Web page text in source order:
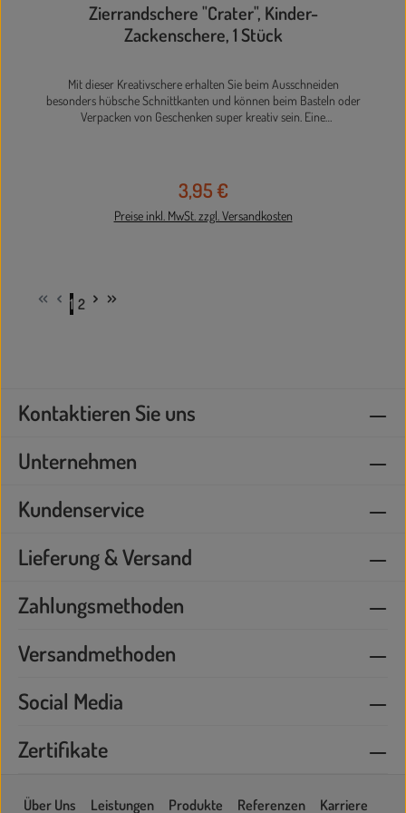
Zierrandschere "Crater", Kinder-
Zackenschere, 1 Stück
Mit dieser Kreativschere erhalten Sie beim Ausschneiden
besonders hübsche Schnittkanten und können beim Basteln oder
Verpacken von Geschenken super kreativ sein. Eine
ein schönes Ergebnis, das sich sehen lassen kann. Artikeldetails:
einfarbiger rosafarbener Kunststoffgriff rostfreier Edelstahl Länge
16,5 cm
Regulärer Preis:
3,95 €
Preise inkl. MwSt. zzgl. Versandkosten
Seite
1
Seite
2
Kontaktieren Sie uns
Unternehmen
Kundenservice
Lieferung & Versand
Zahlungsmethoden
Versandmethoden
Social Media
Zertifikate
Über Uns Leistungen Produkte Referenzen Karriere